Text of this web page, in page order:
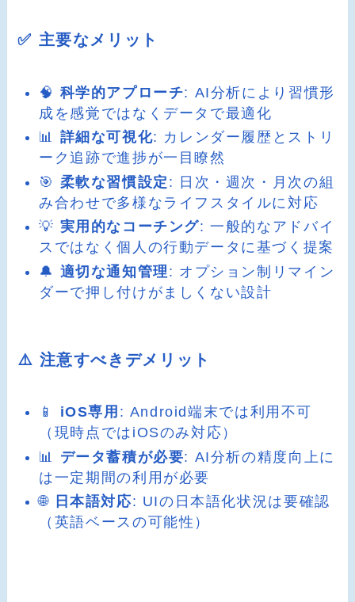
✅ 主要なメリット
🧠 科学的アプローチ: AI分析により習慣形
成を感覚ではなくデータで最適化
📊 詳細な可視化: カレンダー履歴とストリ
ーク追跡で進捗が一目瞭然
🎯 柔軟な習慣設定 : 日次・週次・月次の組
み合わせで多様なライフスタイルに対応
💡 実用的なコーチング: 一般的なアドバイ
スではなく個人の行動データに基づく提案
🔔 適切な通知管理 : オプション制リマイン
ダーで押し付けがましくない設計
⚠️ 注意すべきデメリット
📱 iOS専用 : Android端末では利用不可
（現時点ではiOSのみ対応）
📊 データ蓄積が必要: AI分析の精度向上に
は一定期間の利用が必要
🌐 日本語対応: UIの日本語化状況は要確認
（英語ベースの可能性）